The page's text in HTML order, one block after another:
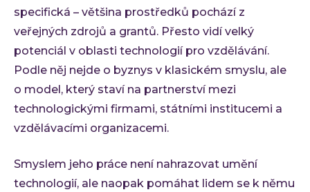
specifická – většina prostředků pochází z
veřejných zdrojů a grantů. Přesto vidí velký
potenciál v oblasti technologií pro vzdělávání.
Podle něj nejde o byznys v klasickém smyslu, ale
o model, který staví na partnerství mezi
technologickými firmami, státními institucemi a
vzdělávacími organizacemi.
Smyslem jeho práce není nahrazovat umění
technologií, ale naopak pomáhat lidem se k němu